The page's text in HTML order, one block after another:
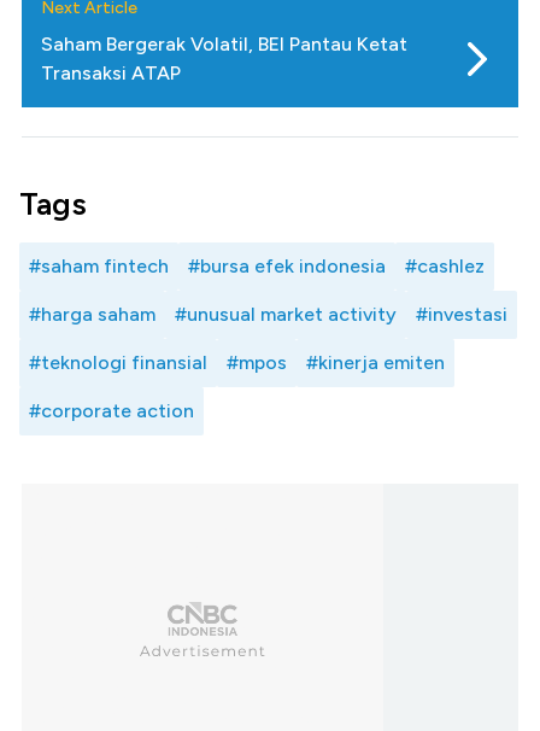
Next Article
Saham Bergerak Volatil, BEI Pantau Ketat
Transaksi ATAP
Tags
#saham fintech #bursa efek indonesia #cashlez
#harga saham #unusual market activity #investasi
#teknologi finansial #mpos #kinerja emiten
#corporate action